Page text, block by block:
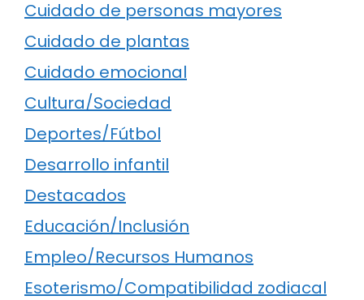
Cuidado de personas mayores
Cuidado de plantas
Cuidado emocional
Cultura/Sociedad
Deportes/Fútbol
Desarrollo infantil
Destacados
Educación/Inclusión
Empleo/Recursos Humanos
Esoterismo/Compatibilidad zodiacal